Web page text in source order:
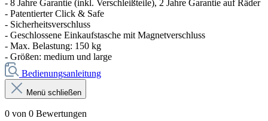
- 8 Jahre Garantie (inkl. Verschleißteile), 2 Jahre Garantie auf Räder
- Patentierter Click & Safe
- Sicherheitsverschluss
- Geschlossene Einkaufstasche mit Magnetverschluss
- Max. Belastung: 150 kg
- Größen: medium und large
Bedienungsanleitung
Menü schließen
0 von 0 Bewertungen